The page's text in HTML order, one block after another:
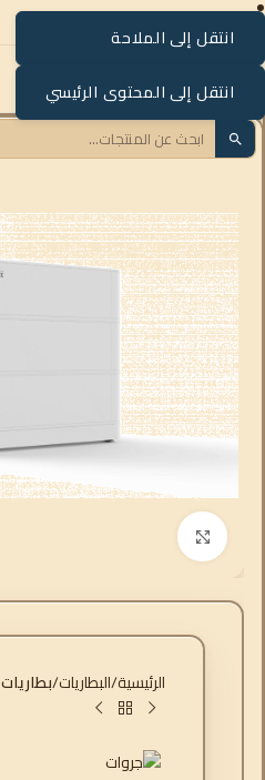
انتقل إلى الملاحة
انتقل إلى المحتوى الرئيسي
انقر للتكبير
الرئيسية البطاريات بطاريات LiFePo4